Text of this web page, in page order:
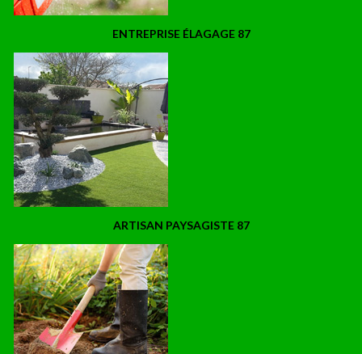
ENTREPRISE ÉLAGAGE 87
ARTISAN PAYSAGISTE 87